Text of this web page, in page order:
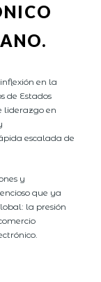
en la
de Estados
liderazgo en
escalada de
y
que ya
la presión